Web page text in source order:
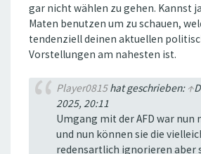
gar nicht wählen zu gehen. Kannst
Maten benutzen um zu schauen,
tendenziell deinen aktuellen
Vorstellungen am nahesten ist.
Player0815hat geschrieben: ↑
2025, 20:11
Umgang mit der AFD war nun
und nun können sie die
redensartlich ignorieren aber